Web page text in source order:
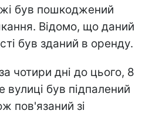
був пошкоджений
Відомо, що даний
був зданий в оренду.
чотири дні до цього, 8
вулиці був підпалений
пов'язаний зі